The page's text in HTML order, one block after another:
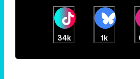
34k 1k